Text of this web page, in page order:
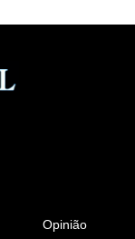
Opinião